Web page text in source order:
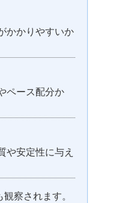
かかりやすいか
ペース配分か
や安定性に与え
察されます。